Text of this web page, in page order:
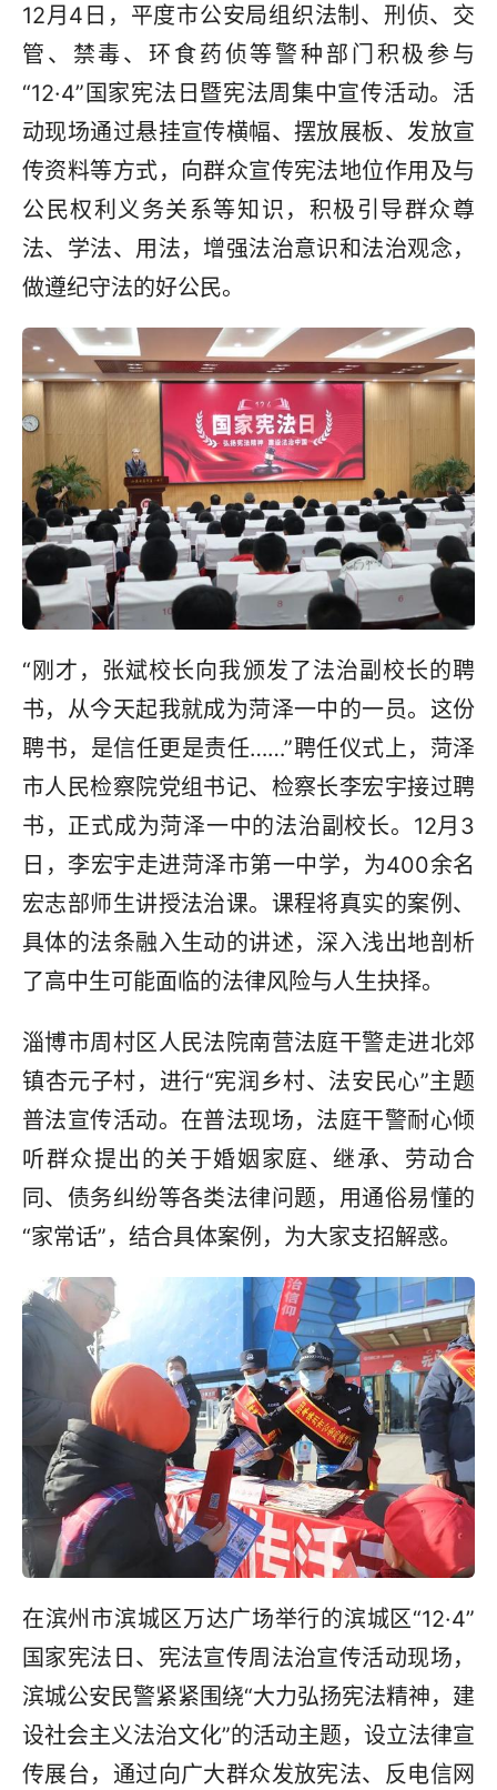
12月4日，平度市公安局组织法制、刑侦、交
管、禁毒、环食药侦等警种部门积极参与
“12·4”国家宪法日暨宪法周集中宣传活动。活
动现场通过悬挂宣传横幅、摆放展板、发放宣
传资料等方式，向群众宣传宪法地位作用及与
公民权利义务关系等知识，积极引导群众尊
法、学法、用法，增强法治意识和法治观念，
做遵纪守法的好公民。
“刚才，张斌校长向我颁发了法治副校长的聘
书，从今天起我就成为菏泽一中的一员。这份
聘书，是信任更是责任……”聘任仪式上，菏泽
市人民检察院党组书记、检察长李宏宇接过聘
书，正式成为菏泽一中的法治副校长。12月3
日，李宏宇走进菏泽市第一中学，为400余名
宏志部师生讲授法治课。课程将真实的案例、
具体的法条融入生动的讲述，深入浅出地剖析
了高中生可能面临的法律风险与人生抉择。
淄博市周村区人民法院南营法庭干警走进北郊
镇杏元子村，进行“宪润乡村、法安民心”主题
普法宣传活动。在普法现场，法庭干警耐心倾
听群众提出的关于婚姻家庭、继承、劳动合
同、债务纠纷等各类法律问题，用通俗易懂的
“家常话”，结合具体案例，为大家支招解惑。
在滨州市滨城区万达广场举行的滨城区“12·4”
国家宪法日、宪法宣传周法治宣传活动现场，
滨城公安民警紧紧围绕“大力弘扬宪法精神，建
设社会主义法治文化”的活动主题，设立法律宣
传展台，通过向广大群众发放宪法、反电信网